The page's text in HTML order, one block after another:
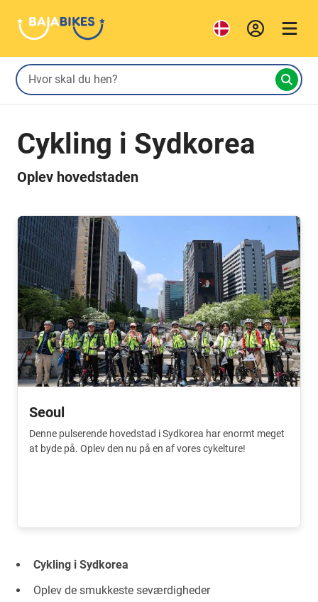
Cykling i Sydkorea
Oplev hovedstaden
Seoul
Denne pulserende hovedstad i Sydkorea har enormt meget
at byde på. Oplev den nu på en af vores cykelture!
Cykling i Sydkorea
Oplev de smukkeste seværdigheder